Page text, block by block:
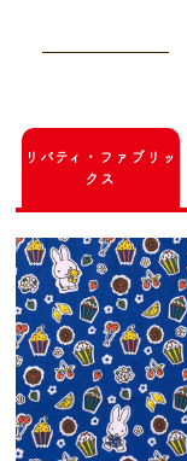
リバティ・ファブリッ
クス